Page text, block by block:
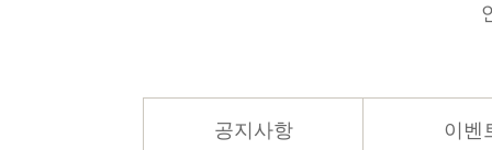
공지사항 이벤